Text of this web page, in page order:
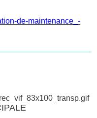
de-maintenance_-